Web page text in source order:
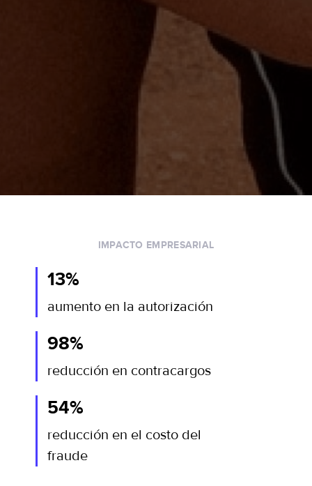
IMPACTO EMPRESARIAL
13%
aumento en la autorización
98%
reducción en contracargos
54%
reducción en el costo del
fraude